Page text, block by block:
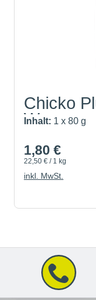
Chicko
W...
Inhalt: 1 x 80 g
1,80 €
22,50 € / 1 kg
inkl. MwSt.